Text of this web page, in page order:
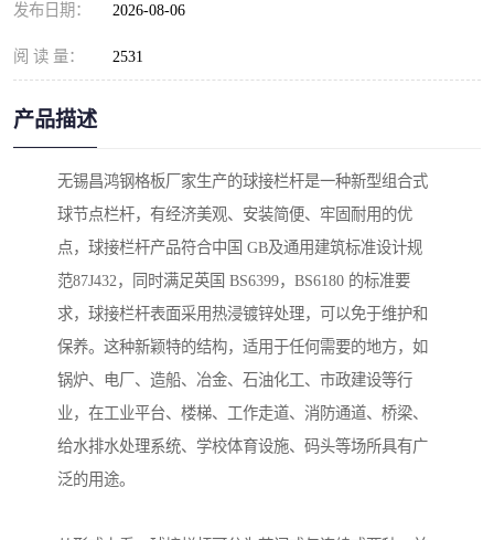
发布日期： 2026-08-06
阅 读 量： 2531
产品描述
无锡昌鸿钢格板厂家生产的球接栏杆是一种新型组合式
球节点栏杆，有经济美观、安装简便、牢固耐用的优
点，球接栏杆产品符合中国 GB及通用建筑标准设计规
范87J432，同时满足英国 BS6399，BS6180 的标准要
求，球接栏杆表面采用热浸镀锌处理，可以免于维护和
保养。这种新颖特的结构，适用于任何需要的地方，如
锅炉、电厂、造船、冶金、石油化工、市政建设等行
业，在工业平台、楼梯、工作走道、消防通道、桥梁、
给水排水处理系统、学校体育设施、码头等场所具有广
泛的用途。